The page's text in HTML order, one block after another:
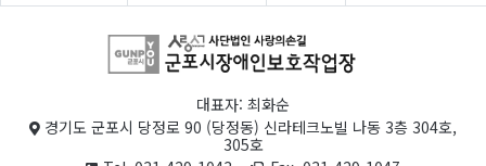
대표자: 최화순
경기도 군포시 당정로 90 (당정동) 신라테크노빌 나동 3층 304호,
305호